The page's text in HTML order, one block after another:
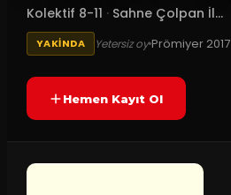
Kolektif 8-11 · Sahne Çolpan İl...
YAKINDA Yetersiz oyPrömiyer 2017
Hemen Kayıt Ol